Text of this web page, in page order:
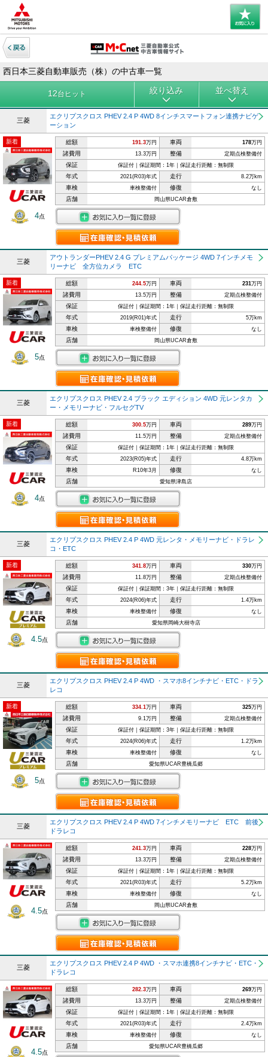
西日本三菱自動車販売（株）の中古車一覧
12台ヒット 絞り込み 並べ替え
三菱
エクリプスクロス PHEV 2.4 P 4WD 8インチスマートフォン連携ナビゲ
ーション
新着
4点
総額 191.3万円 車両 178万円
諸費用 13.3万円 整備 定期点検整備付
保証 保証付｜保証期間：1年｜保証走行距離：無制限
年式 2021(R03)年式 走行 8.2万km
車検 車検整備付 修復 なし
店舗 岡山県UCAR倉敷
三菱
アウトランダーPHEV 2.4 G プレミアムパッケージ 4WD 7インチメモ
リーナビ 全方位カメラ ETC
新着
5点
総額 244.5万円 車両 231万円
諸費用 13.5万円 整備 定期点検整備付
保証 保証付｜保証期間：1年｜保証走行距離：無制限
年式 2019(R01)年式 走行 5万km
車検 車検整備付 修復 なし
店舗 岡山県UCAR倉敷
三菱
エクリプスクロス PHEV 2.4 ブラック エディション 4WD 元レンタカ
ー・メモリーナビ・フルセグTV
新着
4点
総額 300.5万円 車両 289万円
諸費用 11.5万円 整備 定期点検整備付
保証 保証付｜保証期間：1年｜保証走行距離：無制限
年式 2023(R05)年式 走行 4.8万km
車検 R10年3月 修復 なし
店舗 愛知県津島店
三菱
エクリプスクロス PHEV 2.4 P 4WD 元レンタ・メモリーナビ・ドラレ
コ・ETC
新着
4.5点
総額 341.8万円 車両 330万円
諸費用 11.8万円 整備 定期点検整備付
保証 保証付｜保証期間：3年｜保証走行距離：無制限
年式 2024(R06)年式 走行 1.4万km
車検 車検整備付 修復 なし
店舗 愛知県岡崎大樹寺店
三菱
エクリプスクロス PHEV 2.4 P 4WD ・スマホ8インチナビ・ETC・ドラ
レコ
新着
5点
総額 334.1万円 車両 325万円
諸費用 9.1万円 整備 定期点検整備付
保証 保証付｜保証期間：3年｜保証走行距離：無制限
年式 2024(R06)年式 走行 1.2万km
車検 車検整備付 修復 なし
店舗 愛知県UCAR豊橋瓜郷
三菱
エクリプスクロス PHEV 2.4 P 4WD 7インチメモリーナビ ETC 前後
ドラレコ
4.5点
総額 241.3万円 車両 228万円
諸費用 13.3万円 整備 定期点検整備付
保証 保証付｜保証期間：1年｜保証走行距離：無制限
年式 2021(R03)年式 走行 5.2万km
車検 車検整備付 修復 なし
店舗 岡山県UCAR倉敷
三菱
エクリプスクロス PHEV 2.4 P 4WD ・スマホ連携8インチナビ・ETC・
ドラレコ
4.5点
総額 282.3万円 車両 269万円
諸費用 13.3万円 整備 定期点検整備付
保証 保証付｜保証期間：1年｜保証走行距離：無制限
年式 2021(R03)年式 走行 2.4万km
車検 車検整備付 修復 なし
店舗 愛知県UCAR豊橋瓜郷